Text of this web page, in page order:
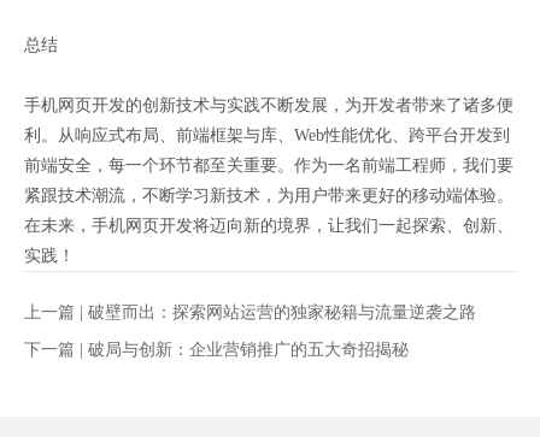
总结
手机网页开发的创新技术与实践不断发展，为开发者带来了诸多便
利。从响应式布局、前端框架与库、Web性能优化、跨平台开发到
前端安全，每一个环节都至关重要。作为一名前端工程师，我们要
紧跟技术潮流，不断学习新技术，为用户带来更好的移动端体验。
在未来，手机网页开发将迈向新的境界，让我们一起探索、创新、
实践！
上一篇 | 破壁而出：探索网站运营的独家秘籍与流量逆袭之路
下一篇 | 破局与创新：企业营销推广的五大奇招揭秘